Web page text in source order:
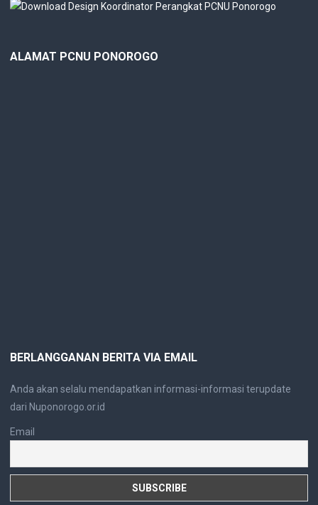
ALAMAT PCNU PONOROGO
BERLANGGANAN BERITA VIA EMAIL
Anda akan selalu mendapatkan informasi-informasi terupdate
dari Nuponorogo.or.id
Email